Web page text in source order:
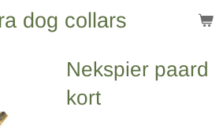
dog collars
Nekspier paard
kort